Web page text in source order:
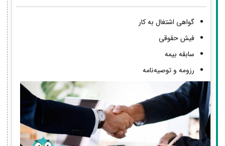
گواهی اشتغال به کار
فیش حقوقی
سابقه بیمه
رزومه و توصیه‌نامه